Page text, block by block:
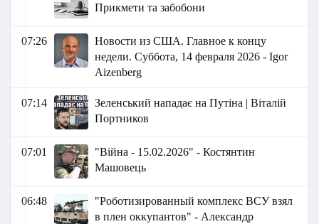
Прикмети та забобони
07:26
Новости из США. Главное к концу
недели. Суббота, 14 февраля 2026 - Igor
Aizenberg
07:14
Зеленський нападає на Путіна | Віталій
Портников
07:01
"Війна - 15.02.2026" - Костянтин
Машовець
06:48
"Роботизированный комплекс ВСУ взял
в плен оккупантов" - Александр